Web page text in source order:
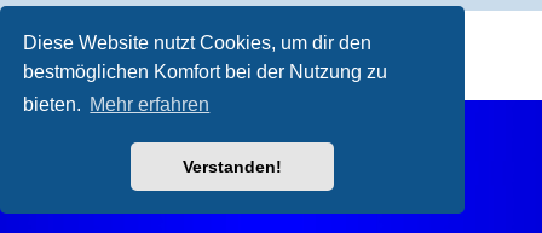
Diese Website nutzt Cookies, um dir den
bestmöglichen Komfort bei der Nutzung zu
bieten. Mehr erfahren
Verstanden!
Powered by phpBB
® Forum Software © phpBB Limited
Deutsche Übersetzung durch
Datenschutz|Nutzungsbedingungen